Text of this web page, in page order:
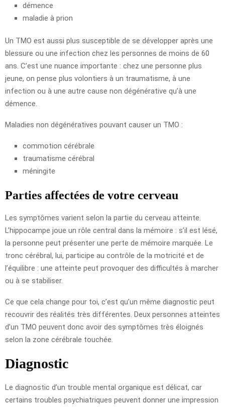
démence
maladie à prion
Un TMO est aussi plus susceptible de se développer après une
blessure ou une infection chez les personnes de moins de 60
ans. C’est une nuance importante : chez une personne plus
jeune, on pense plus volontiers à un traumatisme, à une
infection ou à une autre cause non dégénérative qu’à une
démence.
Maladies non dégénératives pouvant causer un TMO :
commotion cérébrale
traumatisme cérébral
méningite
Parties affectées de votre cerveau
Les symptômes varient selon la partie du cerveau atteinte.
L’hippocampe joue un rôle central dans la mémoire : s’il est lésé,
la personne peut présenter une perte de mémoire marquée. Le
tronc cérébral, lui, participe au contrôle de la motricité et de
l’équilibre : une atteinte peut provoquer des difficultés à marcher
ou à se stabiliser.
Ce que cela change pour toi, c’est qu’un même diagnostic peut
recouvrir des réalités très différentes. Deux personnes atteintes
d’un TMO peuvent donc avoir des symptômes très éloignés
selon la zone cérébrale touchée.
Diagnostic
Le diagnostic d’un trouble mental organique est délicat, car
certains troubles psychiatriques peuvent donner une impression